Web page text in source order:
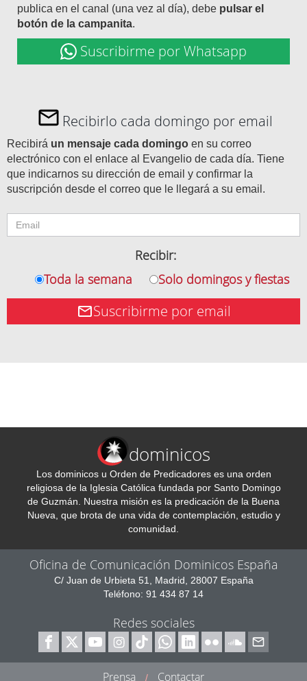
publica en el canal (una vez al día), debe pulsar el
botón de la campanita.
Suscribirme por Whatsapp
Recibirlo cada domingo por email
Recibirá un mensaje cada domingo en su correo
electrónico con el enlace al Evangelio de cada día. Tiene
que indicarnos su dirección de email y confirmar la
suscripción desde el correo que le llegará a su email.
Recibir:
Toda la semana
Solo domingos y fiestas
Suscribirme por email
dominicos
Los dominicos u Orden de Predicadores es una orden
religiosa de la Iglesia Católica fundada por Santo Domingo
de Guzmán. Nuestra misión es la predicación de la Buena
Nueva, que brota de una vida de contemplación, estudio y
comunidad.
Oficina de Comunicación Dominicos España
C/ Juan de Urbieta 51, Madrid, 28007 España
Teléfono: 91 434 87 14
Redes sociales
Prensa / Contactar